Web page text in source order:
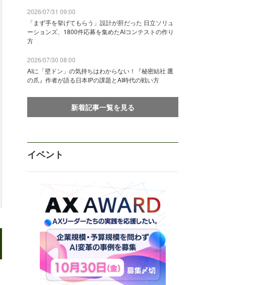
2026/07/31 09:00
「まず手を挙げてもらう」設計が肝だった 日立ソリュ
ーションズ、1800件応募を集めたAIコンテストの作り
方
2026/07/30 08:00
AIに「壁ドン」の気持ちはわからない！『秘密結社 鷹
の爪』作者が語る日本IPの課題とAI時代の戦い方
新着記事一覧を見る
イベント